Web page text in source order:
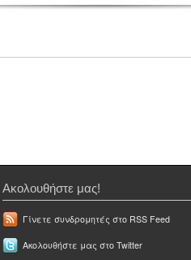
Ακολουθήστε μας!
Γίνετε συνδρομητές στο RSS Feed
Ακολουθήστε μας στο Twitter